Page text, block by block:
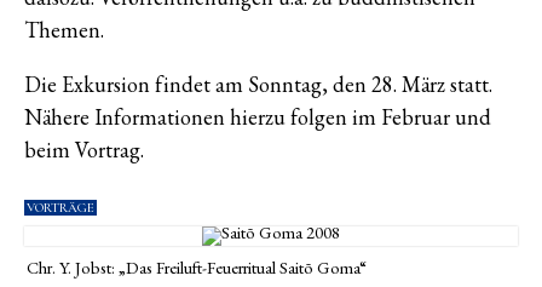
Themen.
Die Exkursion findet am Sonntag, den 28. März statt.
Nähere Informationen hierzu folgen im Februar und
beim Vortrag.
VORTRÄGE
Chr. Y. Jobst: „Das Freiluft-Feuerritual Saitō Goma“